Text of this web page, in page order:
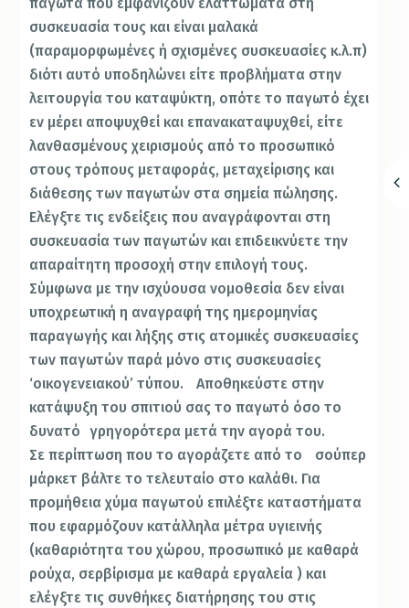
συσκευασία τους και είναι μαλακά
(παραμορφωμένες ή σχισμένες συσκευασίες κ.λ.π)
διότι αυτό υποδηλώνει είτε προβλήματα στην
λειτουργία του καταψύκτη, οπότε το παγωτό έχει
εν μέρει αποψυχθεί και επανακαταψυχθεί, είτε
λανθασμένους χειρισμούς από το προσωπικό
στους τρόπους μεταφοράς, μεταχείρισης και
διάθεσης των παγωτών στα σημεία πώλησης.
Ελέγξτε τις ενδείξεις που αναγράφονται στη
συσκευασία των παγωτών και επιδεικνύετε την
απαραίτητη προσοχή στην επιλογή τους.
Σύμφωνα με την ισχύουσα νομοθεσία δεν είναι
υποχρεωτική η αναγραφή της ημερομηνίας
παραγωγής και λήξης στις ατομικές συσκευασίες
των παγωτών παρά μόνο στις συσκευασίες
‘οικογενειακού’ τύπου. Αποθηκεύστε στην
κατάψυξη του σπιτιού σας το παγωτό όσο το
δυνατό γρηγορότερα μετά την αγορά του.
Σε περίπτωση που το αγοράζετε από το σούπερ
μάρκετ βάλτε το τελευταίο στο καλάθι. Για
προμήθεια χύμα παγωτού επιλέξτε καταστήματα
που εφαρμόζουν κατάλληλα μέτρα υγιεινής
(καθαριότητα του χώρου, προσωπικό με καθαρά
ρούχα, σερβίρισμα με καθαρά εργαλεία ) και
ελέγξτε τις συνθήκες διατήρησης του στις